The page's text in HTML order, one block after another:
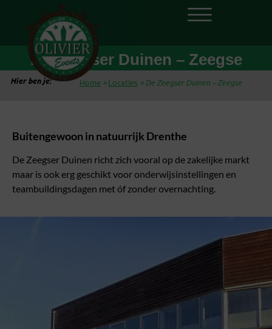
De Zeegser Duinen – Zeegse
Hier ben je: Home »Locaties »De Zeegser Duinen – Zeegse
Buitengewoon in natuurrijk Drenthe
De Zeegser Duinen richt zich vooral op de zakelijke markt
maar is ook erg geschikt voor onderwijsinstellingen en
teambuildingsdagen met óf zonder overnachting.